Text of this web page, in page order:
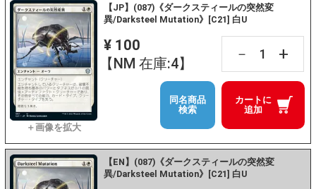
【JP】(087)《ダークスティールの突然変
異/Darksteel Mutation》[C21] 白U
¥ 100
【NM 在庫:4】
－ +
カートに
追加
同名商品
検索
【EN】(087)《ダークスティールの突然変
異/Darksteel Mutation》[C21] 白U